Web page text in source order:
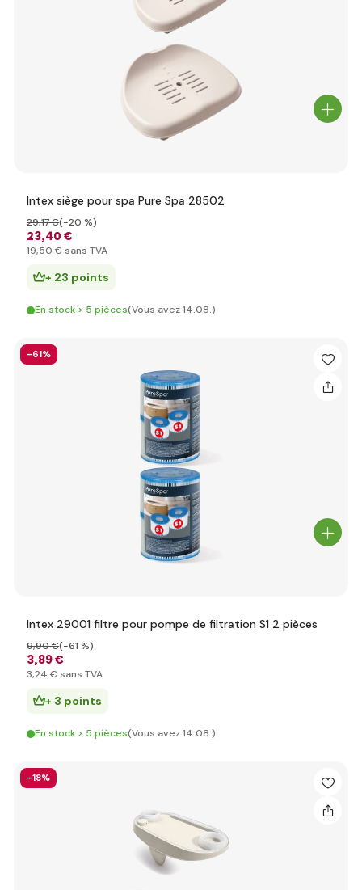
Intex siège pour spa Pure Spa 28502
23,40 €
29,17 €(-20 %)
19,50 € sans TVA
+ 23 points
En stock > 5 pièces(Vous avez 14.08.)
-61%
Intex 29001 filtre pour pompe de filtration S1 2 pièces
3,89 €
9,90 €(-61 %)
3,24 € sans TVA
+ 3 points
En stock > 5 pièces(Vous avez 14.08.)
-18%